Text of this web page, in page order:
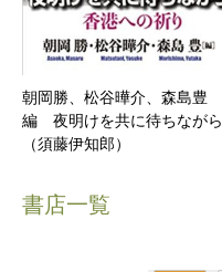
朝岡勝、松谷曄介、森島豊
編 夜明けを共に待ちながら
（須藤伊知郎）
書店一覧